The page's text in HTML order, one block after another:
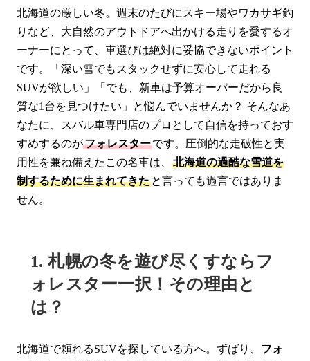
北海道の厳しい冬。週末のたびにスキー場やワカサギ釣
りなど、大自然のアウトドアへ出かける走りを愛するオ
ーナーにとって、車選びは絶対に妥協できないポイント
です。「深い雪でもスタックせずに安心して走れる
SUVが欲しい」「でも、新車は予算オーバーだから良
質な1台を見つけたい」と悩んでいませんか？ そんなあ
なたに、スバル車専門店のプロとして自信を持っておす
すめするのがフォレスターです。圧倒的な走破性と実
用性を兼ね備えたこの名車は、
北海道の過酷な雪道を
制するために生まれてきた と言っても過言ではありま
せん。
1. 札幌の冬を遊び尽くすならフ
ォレスター一択！その理由と
は？
北海道で頼れるSUVを探している方へ。ずばり、 フォ